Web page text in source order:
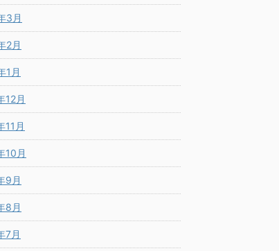
3月
2月
1月
12月
11月
10月
9月
8月
7月